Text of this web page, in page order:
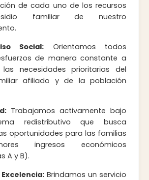
de cada uno de los recursos
familiar de nuestro
Social: Orientamos todos
de manera constante a
necesidades prioritarias del
afiliado y de la población
Trabajamos activamente bajo
redistributivo que busca
oportunidades para las familias
ingresos económicos
A y B).
Brindamos un servicio